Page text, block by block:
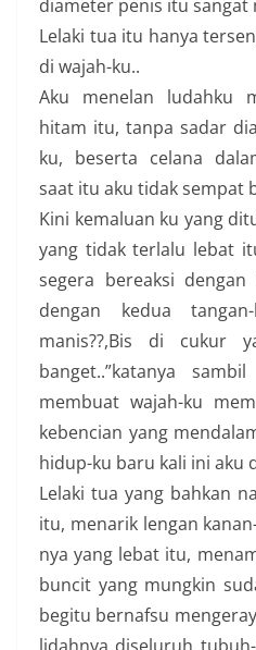
diameter penis itu sangat
Lelaki tua itu hanya
di wajah-ku..
Aku menelan ludahku
hitam itu, tanpa sadar
ku, beserta celana
saat itu aku tidak sempat
Kini kemaluan ku yang
yang tidak terlalu lebat
segera bereaksi
dengan kedua tangan-
manis??,Bis di cukur
banget..”katanya
membuat wajah-ku
kebencian yang
hidup-ku baru kali ini aku
Lelaki tua yang bahkan
itu, menarik lengan
nya yang lebat itu,
buncit yang mungkin
begitu bernafsu